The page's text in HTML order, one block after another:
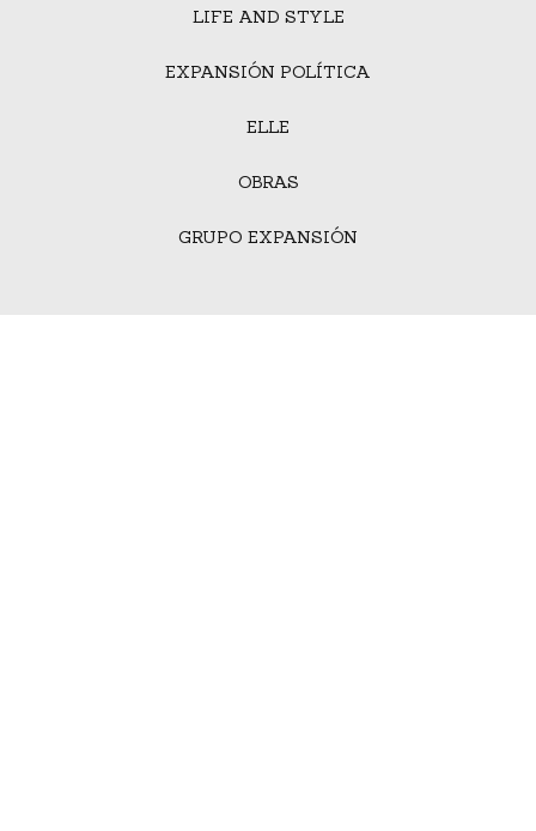
LIFE AND STYLE
EXPANSIÓN POLÍTICA
ELLE
OBRAS
GRUPO EXPANSIÓN